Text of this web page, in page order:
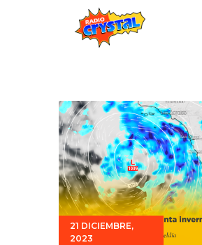
Estaciones
Eventos
Promociones
Noticias
Para ti
Contacto
21 DICIEMBRE,
2023